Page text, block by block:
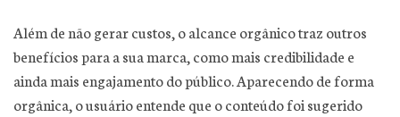
Além de não gerar custos, o alcance orgânico traz outros
benefícios para a sua marca, como mais credibilidade e
ainda mais engajamento do público. Aparecendo de forma
orgânica, o usuário entende que o conteúdo foi sugerido